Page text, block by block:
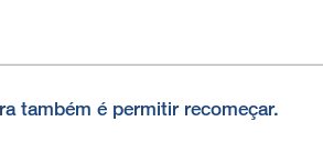
também é permitir recomeçar.